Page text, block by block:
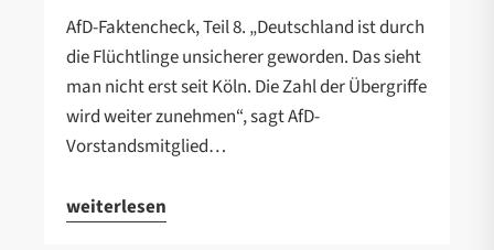
AfD-Faktencheck, Teil 8. „Deutschland ist durch
die Flüchtlinge unsicherer geworden. Das sieht
man nicht erst seit Köln. Die Zahl der Übergriffe
wird weiter zunehmen“, sagt AfD-
Vorstandsmitglied…
weiterlesen